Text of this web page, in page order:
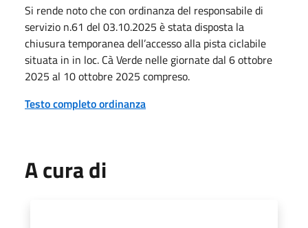
Si rende noto che con ordinanza del responsabile di
servizio n.61 del 03.10.2025 è stata disposta la
chiusura temporanea dell’accesso alla pista ciclabile
situata in in loc. Cà Verde nelle giornate dal 6 ottobre
2025 al 10 ottobre 2025 compreso.
Testo completo ordinanza
A cura di